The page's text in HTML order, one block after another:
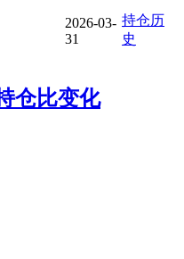
2026-03-
31
持仓历
史
仓比变化